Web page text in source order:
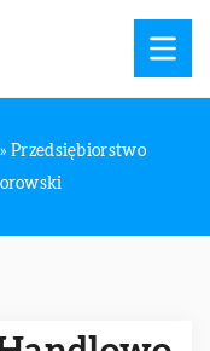
»Przedsiębiorstwo